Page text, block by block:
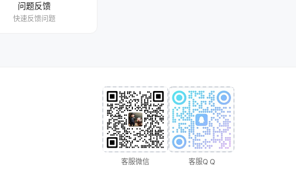
问题反馈
快速反馈问题
客服微信 客服Q Q